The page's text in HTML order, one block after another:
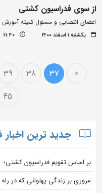
از سوی فدراسیون کشتی
اعضای انتصابی و مسئول کمیته
یکشنبه ۱ اسفند ۱۴۰۰ 11:40
<
37
38
39
45
جدید ترین اخبار
بر اساس تقویم فدراسیون کشتی؛
مروری بر زندگی پهلوانی که در